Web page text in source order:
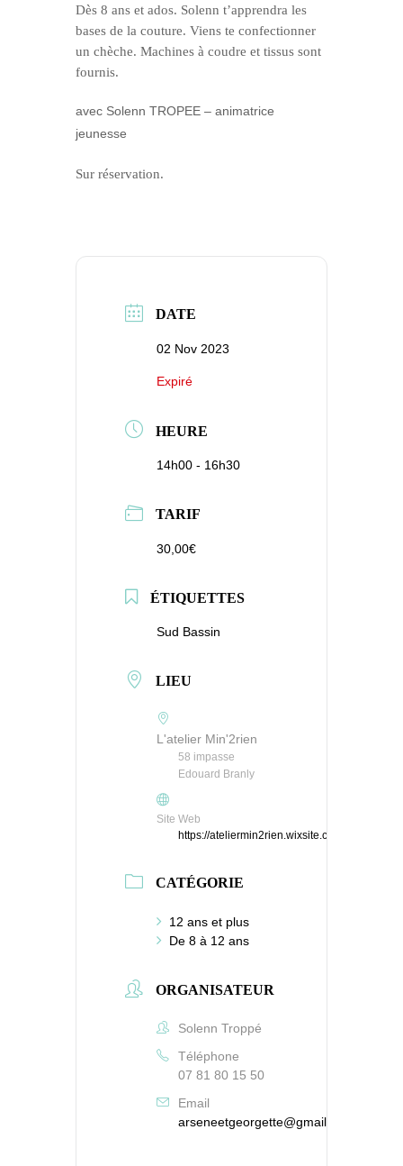
Dès 8 ans et ados. Solenn t’apprendra les
bases de la couture. Viens te confectionner
un chèche. Machines à coudre et tissus sont
fournis.
avec Solenn TROPEE – animatrice
jeunesse
Sur réservation.
DATE
02 Nov 2023
Expiré
HEURE
14h00 - 16h30
TARIF
30,00€
ÉTIQUETTES
Sud Bassin
LIEU
L'atelier Min'2rien
58 impasse
Edouard Branly
Site Web
https://ateliermin2rien.wixsite.com/
CATÉGORIE
12 ans et plus
De 8 à 12 ans
ORGANISATEUR
Solenn Troppé
Téléphone
07 81 80 15 50
Email
arseneetgeorgette@gmail.com